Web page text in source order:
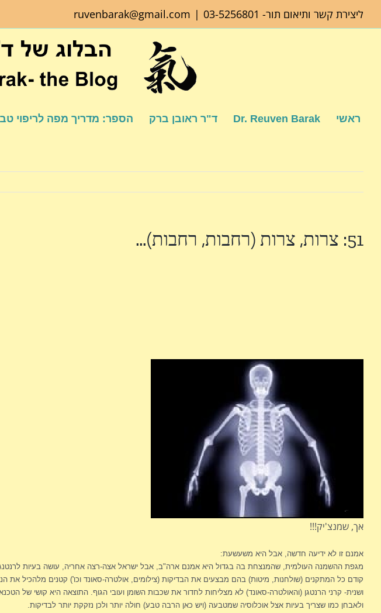
ליצירת קשר ותיאום תור- 03-5256801
|
ruvenbarak@gmail.com
ראשי Dr. Reuven Barak ד"ר ראובן ברק הספר: מדריך מפה לריפוי
51: צרות, צרות (רחבות, רחבות)…
אך, שמנצ'יק!!!
אמנם זו לא ידיעה חדשה, אבל היא משעשעת:
מגפת ההשמנה העולמית, שהמנצחת בה בגדול היא אמנם ארה"ב, אבל ישראל אצה-רצה אחריה, עושה בעיות
קודם כל המתקנים (שולחנות, מיטות) בהם מבצעים את הבדיקות (צילומים, אולטרה-סאונד וכו') קטנים מלהכיל את
ושנית- קרני הרנטגן (והאולטרה-סאונד) לא מצליחות לחדור את שכבות השומן ועובי הגוף. התוצאה היא קושי של
ולאבחן כמו שצריך בעיות אצל אוכלוסיה שמטבעה (ויש כאן הרבה טבע) חולה יותר ולכן נזקקת יותר לבדיקות.